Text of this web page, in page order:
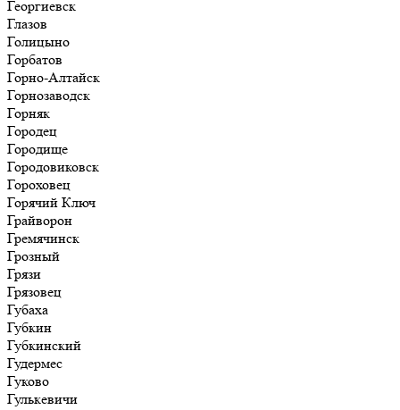
Георгиевск
Глазов
Голицыно
Горбатов
Горно-Алтайск
Горнозаводск
Горняк
Городец
Городище
Городовиковск
Гороховец
Горячий Ключ
Грайворон
Гремячинск
Грозный
Грязи
Грязовец
Губаха
Губкин
Губкинский
Гудермес
Гуково
Гулькевичи